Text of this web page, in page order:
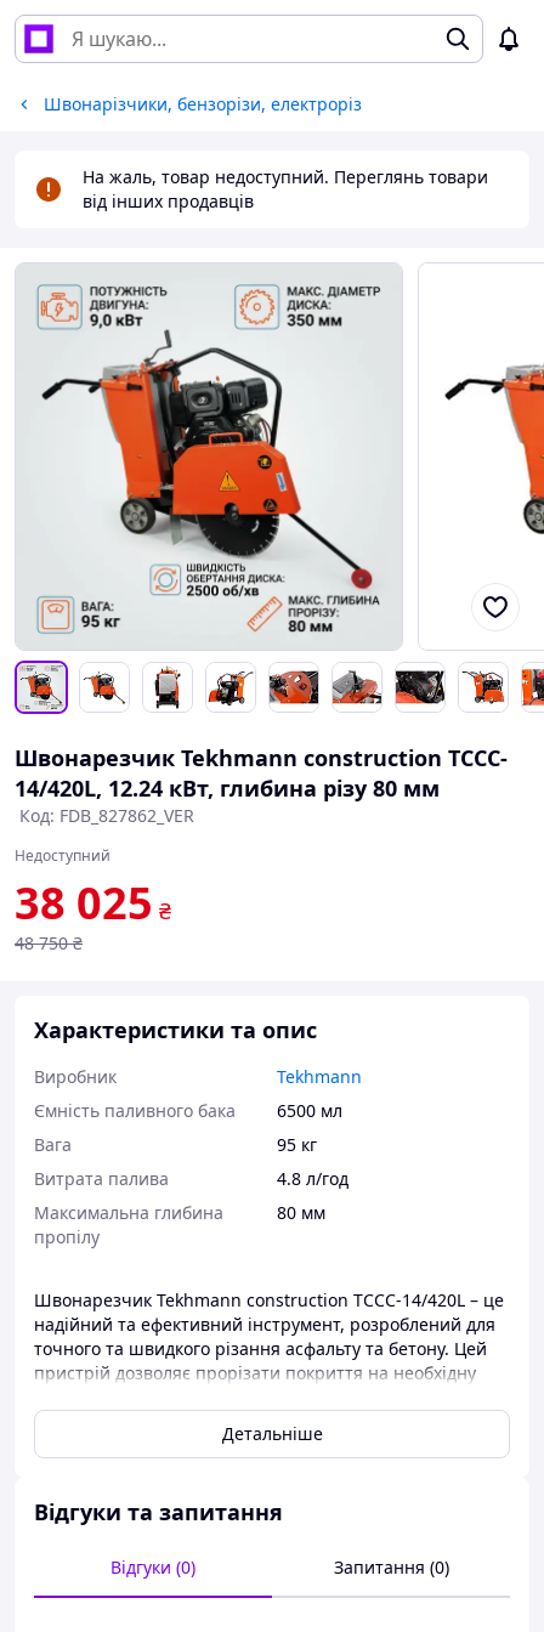
Швонарізчики, бензорізи, електроріз
На жаль, товар недоступний. Переглянь товари
від інших продавців
Швонарезчик Tekhmann construction TCCC-
14/420L, 12.24 кВт, глибина різу 80 мм
Код: FDB_827862_VER
Недоступний
38 025 ₴
48 750 ₴
Характеристики та опис
Виробник
Tekhmann
Ємність паливного бака
6500 мл
Вага
95 кг
Витрата палива
4.8 л/год
Максимальна глибина
пропілу
80 мм
Швонарезчик Tekhmann construction TCCC-14/420L – це
надійний та ефективний інструмент, розроблений для
точного та швидкого різання асфальту та бетону. Цей
пристрій дозволяє прорізати покриття на необхідну
спектру будівельних та дорожніх робіт. Завдяки своїй
економічній ефективності та відповідності технічним
бензиновий швонарізувач, він ідеально підходить для
електромережі, забезпечуючи високу продуктивність
при нарізанні швів у бетоні та асфальті.
Детальніше
Відгуки та запитання
Відгуки (0) Запитання (0)